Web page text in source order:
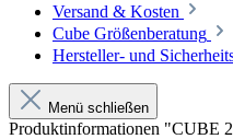
Versand & Kosten
Cube Größenberatung
Hersteller- und
Menü schließen
Produktinformationen "CUBE